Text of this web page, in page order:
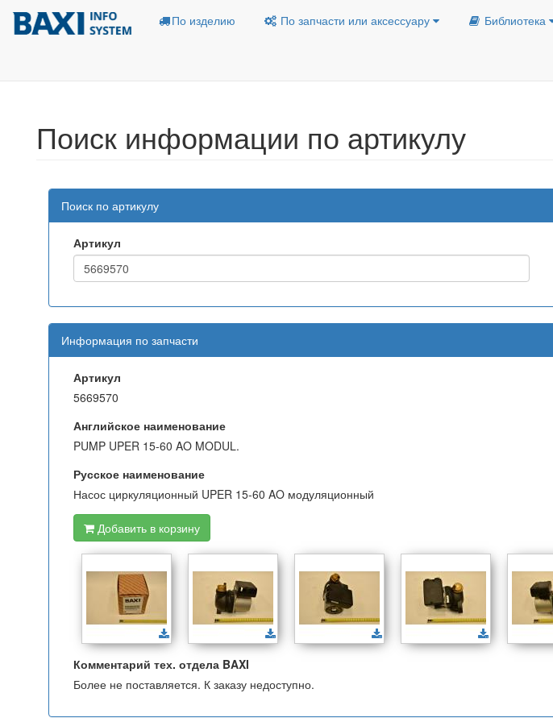
По изделию По запчасти или аксессуару Библиотека
Поиск информации по артикулу
Поиск по артикулу
Артикул
Информация по запчасти
Артикул
5669570
Английское наименование
PUMP UPER 15-60 AO MODUL.
Русское наименование
Насос циркуляционный UPER 15-60 AO модуляционный
Добавить в корзину
Комментарий тех. отдела BAXI
Более не поставляется. К заказу недоступно.